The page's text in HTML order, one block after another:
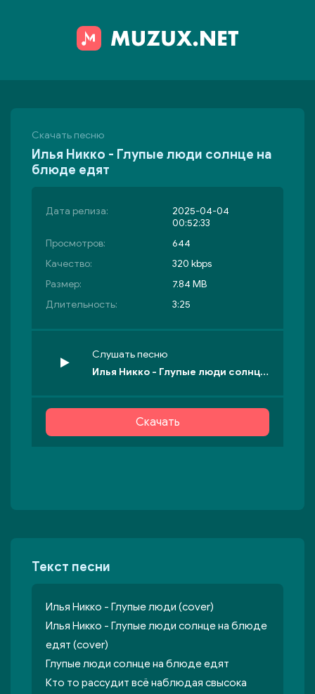
Скачать песню
Илья Никко - Глупые люди солнце на
блюде едят
Дата релиза:
2025-04-04
00:52:33
Просмотров:
644
Качество:
320 kbps
Размер:
7.84 MB
Длительность:
3:25
Слушать песню
Илья Никко - Глупые люди солнце на блюде едят
Скачать
Текст песни
Илья Никко - Глупые люди (cover)
Илья Никко - Глупые люди солнце на блюде
едят (cover)
Глупые люди солнце на блюде едят
Кто то рассудит всё наблюдая свысока